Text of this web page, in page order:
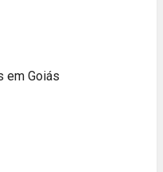
em Goiás